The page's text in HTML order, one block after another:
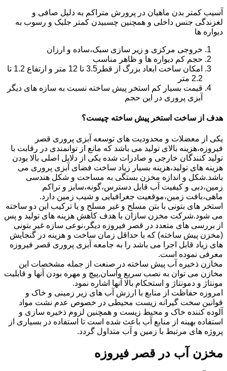
آسیب کمتر بدن ماهیان در پرورش متراکم به دلیل صافی و
لغزندگی جنس داخلی و همچنین چسبیدن کمتر جلبک و رسوب به
دیواره ها
خروجی مرکزی و زیر سازی سبک،ساده و ارزان
حجم کم دیواره ها و ظاهر مناسب
امکان ساخت ابعاد بزرگ از قطر3.5 تا 12 متر و ارتفاع 1.2 تا
2.2 متر
قیمت بسیار کم استخر پیش ساخته نسبت به سازه های دیگر
آبزی پروری در این حجم
هدف از ساخت استخر پیش ساخته چیست؟
یکی از معضلات و محدودیت های توسعه آبزی پروری قصر
فیروزه،هزینه بالای تولید می باشد که مانع از توانمندی در رقابت با
تولید کنندگان خارجی و صادرات شده یکی از دلایل اصلی بالا بودن
هزینه های تولید،هزینه بسیار زیاد ساخت فضای آبزی پروری می
باشد.شکل و اندازه مخزن بستگی به مساحت و شکل هندسی
زمین،دبی و کیفیت آب قابل دسترس،گونه،سایز و تراکم
ماهی،بافت زمین،موقعیت جغرافیایی و شیب زمین دارد.
استخر های بتونی با بتن مسلح و غیر مسلح و یا ترکیب این دو ساخته
می شود.شرکت مخزن سازان با هدف کاهش هزینه های تولید و پس
از بررسی های متعدد در قصر فیروزه دیگر،نوعی سازه غیر بتونی
(مخزن پیش ساخته) که با حداقل زمان ساخت و هزینه در گنجایش
های زیاد قابل اجرا می باشد را به جامعه آبزی پروری قصر فیروزه
معرفی نموده است.
مخازن ذخیره آب پیش ساخته در صنعت از جمله مشخصات این
مخازن می توان به نصب سریع وآسان,پیچ و مهره بودن آنها و قابلیت
مونتاژ و دمونتاژ و استحکام بالا آنها اشاره نمود.
امروزه حفاظت از منابع با ارزش آب های زیر زمینی و خاک و
قوانین سخت گیرانه زیست محیطی در خصوص عدم نشت مواد
آلوده کننده خاک و محیط زیست و همچنین لزوم ذخیره سازی و
استفاده بهینه از منابع آب باعث شده است تا استفاده در بسیاری از
پروژه های مرتبط با زمین و آب متداول گردد.
مخزن آب در قصر فیروزه